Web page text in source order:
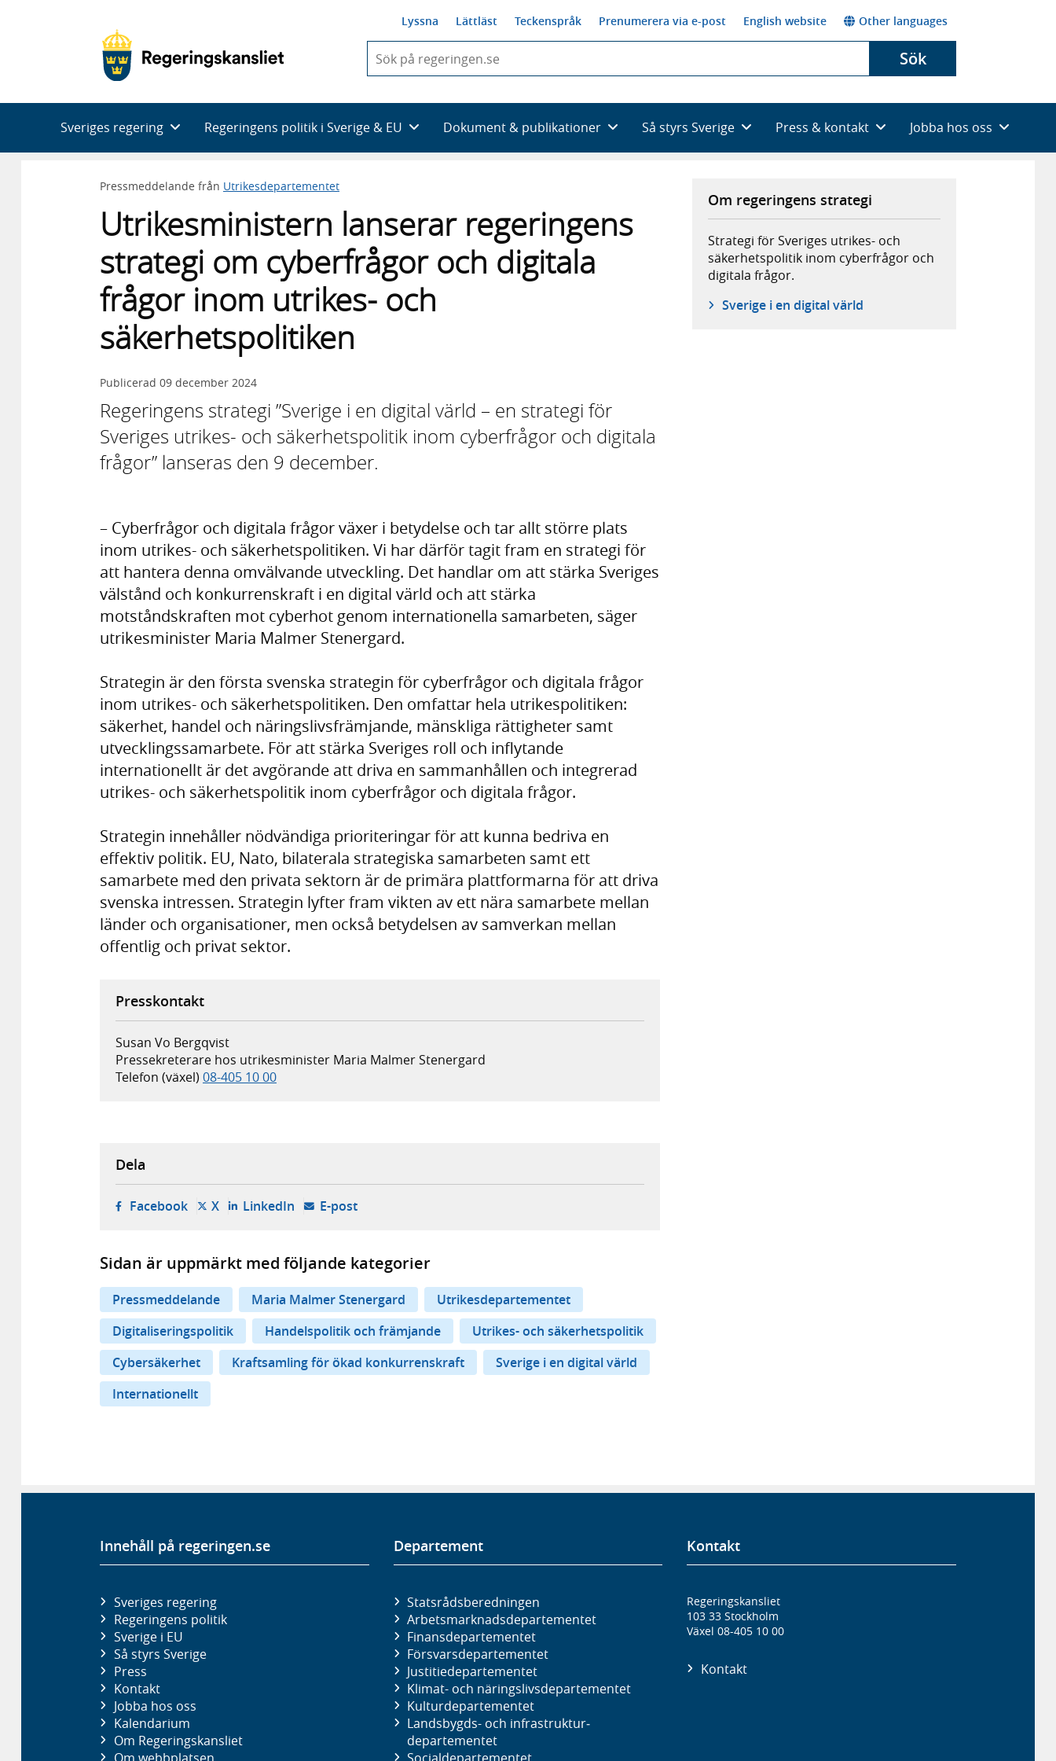
Lyssna Lättläst Teckenspråk Prenumerera via e-post English website Other languages
du
skriva
framträder
en
Sök
Sveriges regering Regeringens politik i Sverige & EU Dokument & publikationer Så styrs Sverige Press & kontakt Jobba hos oss
Pressmeddelande från Utrikesdepartementet
Utrikesministern lanserar regeringens
strategi om cyberfrågor och digitala
frågor inom utrikes- och
säkerhetspolitiken
Publicerad 09 december 2024
Regeringens strategi ”Sverige i en digital värld – en strategi för
Sveriges utrikes- och säkerhetspolitik inom cyberfrågor och digitala
frågor” lanseras den 9 december.
– Cyberfrågor och digitala frågor växer i betydelse och tar allt större plats
inom utrikes- och säkerhetspolitiken. Vi har därför tagit fram en strategi för
att hantera denna omvälvande utveckling. Det handlar om att stärka Sveriges
välstånd och konkurrenskraft i en digital värld och att stärka
motståndskraften mot cyberhot genom internationella samarbeten, säger
utrikesminister Maria Malmer Stenergard.
Strategin är den första svenska strategin för cyberfrågor och digitala frågor
inom utrikes- och säkerhetspolitiken. Den omfattar hela utrikespolitiken:
säkerhet, handel och näringslivsfrämjande, mänskliga rättigheter samt
utvecklingssamarbete. För att stärka Sveriges roll och inflytande
internationellt är det avgörande att driva en sammanhållen och integrerad
utrikes- och säkerhetspolitik inom cyberfrågor och digitala frågor.
Strategin innehåller nödvändiga prioriteringar för att kunna bedriva en
effektiv politik. EU, Nato, bilaterala strategiska samarbeten samt ett
samarbete med den privata sektorn är de primära plattformarna för att driva
svenska intressen. Strategin lyfter fram vikten av ett nära samarbete mellan
länder och organisationer, men också betydelsen av samverkan mellan
offentlig och privat sektor.
Presskontakt
Susan Vo Bergqvist
Pressekreterare hos utrikesminister Maria Malmer Stenergard
Telefon (växel) 08-405 10 00
Om regeringens strategi
Strategi för Sveriges utrikes- och
säkerhetspolitik inom cyberfrågor och
digitala frågor.
Sverige i en digital värld
Dela
Facebook- öppnas i ny flik, extern webbplats,
X- öppnas i ny flik, extern webbplats,
LinkedIn- öppnas i ny flik, extern webbplats,
E-post- öppnar din e-postklient,
Sidan är uppmärkt med följande kategorier
Pressmeddelande Maria Malmer Stenergard
Utrikesdepartementet
Digitaliseringspolitik
Handelspolitik och främjande
Utrikes- och säkerhetspolitik
Cybersäkerhet
Kraftsamling för ökad konkurrenskraft
Sverige i en digital värld
Internationellt
Innehåll på regeringen.se
Sveriges regering
Regeringens politik
Sverige i EU
Så styrs Sverige
Press
Kontakt
Jobba hos oss
Kalendarium
Om Regeringskansliet
Departement
Statsrådsberedningen
Arbetsmarknads­departementet
Finans­departementet
Försvars­departementet
Justitie­departementet
Klimat- och näringslivs­departementet
Kultur­departementet
Landsbygds- och infrastruktur­
departementet
Kontakt
Regeringskansliet
103 33 Stockholm
Växel 08-405 10 00
Kontakt